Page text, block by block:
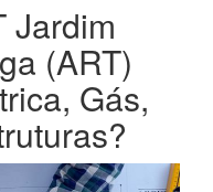
Jardim
(ART)
Gás,